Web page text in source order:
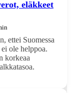
eläkkeet
ettei Suomessa
ole helppoa.
korkeaa